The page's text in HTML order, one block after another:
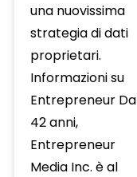
una nuovissima
strategia di dati
proprietari.
Informazioni su
Entrepreneur Da
42 anni,
Entrepreneur
Media Inc. è al